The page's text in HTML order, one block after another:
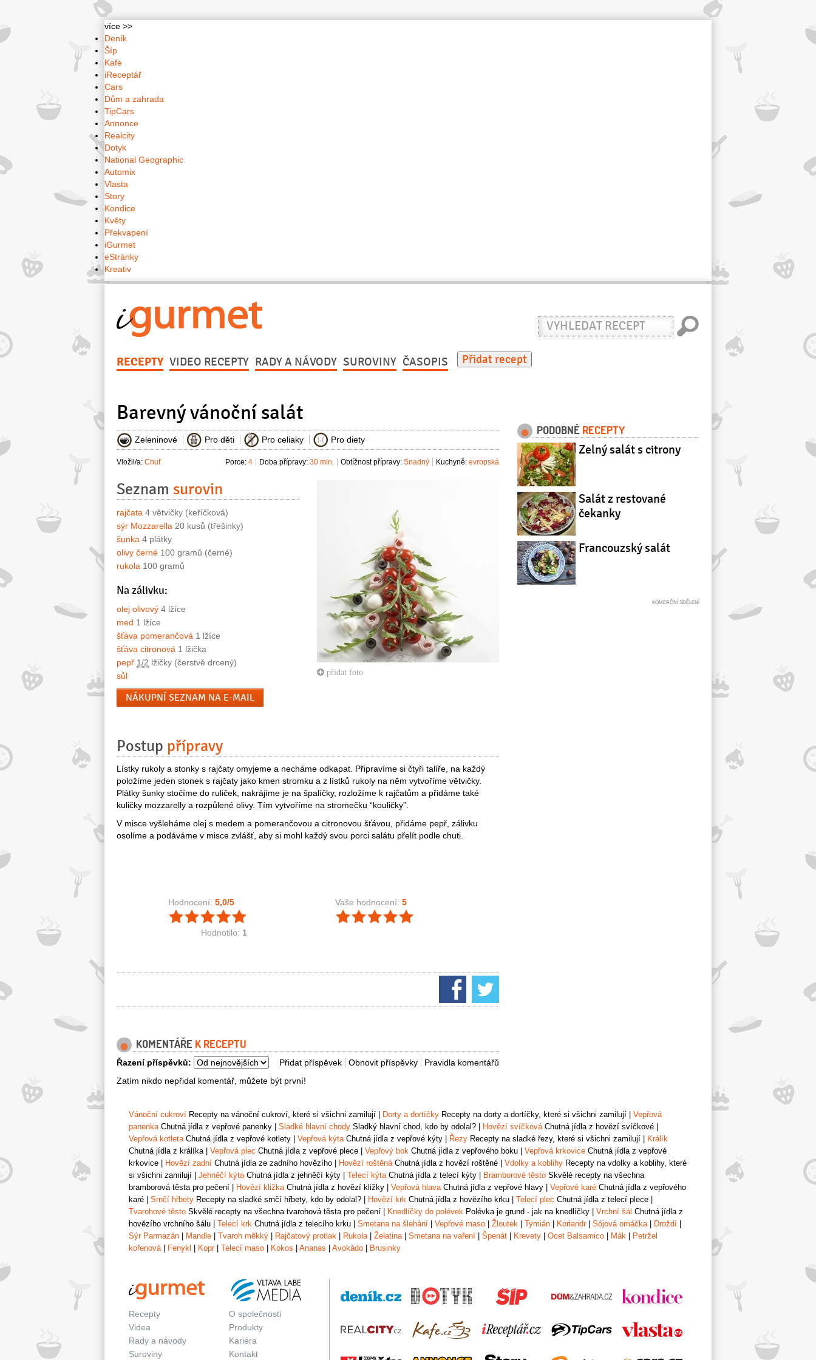
více >>
Deník
Šíp
Kafe
iReceptář
Cars
Dům a zahrada
TipCars
Annonce
Realcity
Dotyk
National Geographic
Automix
Vlasta
Story
Kondice
Květy
Překvapení
iGurmet
eStránky
Kreativ
Vyhledat
recept
RECEPTY VIDEO RECEPTY RADY A NÁVODY SUROVINY ČASOPIS Přidat recept
Barevný vánoční salát
Zeleninové Pro děti Pro celiaky Pro diety
Vložil/a: Chuť Kuchyně: evropská
Obtížnost přípravy: Snadný
Doba přípravy: 30 min.
Porce: 4
přidat foto
Seznam surovin
rajčata 4 větvičky (keříčková)
sýr Mozzarella 20 kusů (třešinky)
šunka 4 plátky
olivy černé 100 gramů (černé)
rukola 100 gramů
Na zálivku:
olej olivový 4 lžíce
med 1 lžíce
šťáva pomerančová 1 lžíce
šťáva citronová 1 lžička
pepř 1/2 lžičky (čerstvě drcený)
sůl
NÁKUPNÍ SEZNAM NA E-MAIL
Postup přípravy
Lístky rukoly a stonky s rajčaty omyjeme a necháme odkapat. Připravíme si čtyři talíře, na každý
položíme jeden stonek s rajčaty jako kmen stromku a z lístků rukoly na něm vytvoříme větvičky.
Plátky šunky stočíme do ruliček, nakrájíme je na špalíčky, rozložíme k rajčatům a přidáme také
kuličky mozzarelly a rozpůlené olivy. Tím vytvoříme na stromečku “kouličky”.
V misce vyšleháme olej s medem a pomerančovou a citronovou šťávou, přidáme pepř, zálivku
osolíme a podáváme v misce zvlášť, aby si mohl každý svou porci salátu přelít podle chuti.
Hodnocení: 5,0/5
Hodnotilo: 1
Vaše hodnocení: 5
KOMENTÁŘE K RECEPTU
Pravidla komentářů
Obnovit příspěvky
Přidat příspěvek
Řazení příspěvků:
Zatím nikdo nepřidal komentář, můžete být první!
PODOBNÉ RECEPTY
Zelný salát s citrony
Salát z restované
čekanky
Francouzský salát
Vánoční cukroví Recepty na vánoční cukroví, které si všichni zamilují Dorty a dortíčky Recepty na dorty a dortíčky, které si všichni zamilují
Vepřová
panenkaChutná jídla z vepřové panenky Sladké hlavní chody Sladký hlavní chod, kdo by odolal? Hovězí svíčkováChutná jídla z hovězí svíčkové
Vepřová kotletaChutná jídla z vepřové kotlety Vepřová kýtaChutná jídla z vepřové kýty Řezy Recepty na sladké řezy, které si všichni zamilují
Králík
Chutná jídla z králíka| Vepřová plec Chutná jídla z vepřové plece Vepřový bok Chutná jídla z vepřového boku Vepřová krkovice Chutná jídla z vepřové
krkovice
Hovězí zadní Chutná jídla ze zadního hovězího Hovězí roštěnáChutná jídla z hovězí roštěné Vdolky a koblihy Recepty na vdolky a koblihy, které
si všichni zamilují
Jehněčí kýtaChutná jídla z jehněčí kýty Telecí kýtaChutná jídla z telecí kýty Bramborové těsto Skvělé recepty na všechna
bramborová těsta pro pečení
Hovězí kližkaChutná jídla z hovězí kližky Vepřová hlavaChutná jídla z vepřové hlavy Vepřové karé Chutná jídla z vepřového
karé
Srnčí hřbety Recepty na sladké srnčí hřbety, kdo by odolal? Hovězí krk Chutná jídla z hovězího krku Telecí plec Chutná jídla z telecí plece
Tvarohové těsto Skvělé recepty na všechna tvarohová těsta pro pečení Knedlíčky do polévek Polévka je grund - jak na knedlíčky Vrchní šál Chutná jídla z
hovězího vrchního šálu
Telecí krk Chutná jídla z telecího krku Smetana na šlehání Vepřové maso Žloutek Tymián Koriandr| Sójová omáčka| Droždí
Sýr Parmazán
Mandle Tvaroh měkký Rajčatový protlak Rukola| Želatina| Smetana na vaření Špenát Krevety Ocet Balsamico Mák
Petržel
kořenová| Fenykl Kopr| Telecí maso Kokos Ananas Avokádo Brusinky
Recepty
Videa
Rady a návody
Suroviny
O společnosti
Produkty
Kariéra
Kontakt